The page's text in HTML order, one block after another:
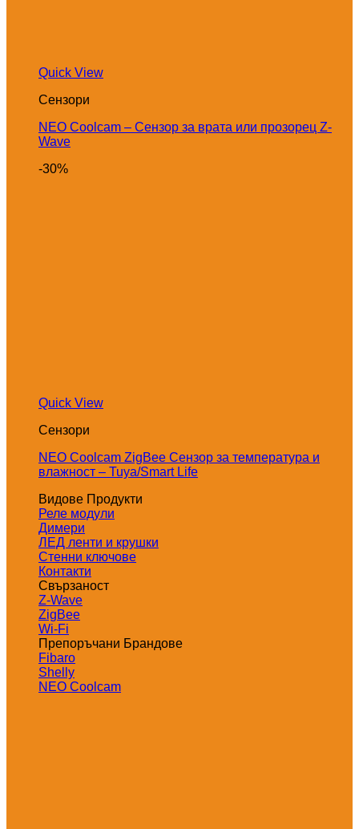
Quick View
Сензори
NEO Coolcam – Сензор за врата или прозорец Z-
Wave
-30%
Quick View
Сензори
NEO Coolcam ZigBee Сензор за температура и
влажност – Tuya/Smart Life
Видове Продукти
Реле модули
Димери
ЛЕД ленти и крушки
Стенни ключове
Контакти
Свързаност
Z-Wave
ZigBee
Wi-Fi
Препоръчани Брандове
Fibaro
Shelly
NEO Coolcam